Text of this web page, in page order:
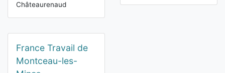
Châteaurenaud
France Travail de
Montceau-les-